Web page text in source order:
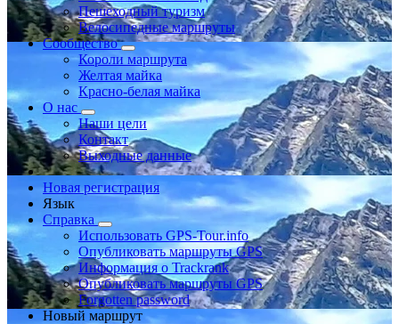
Пешеходный туризм
Велосипедные маршруты
Сообщество
Короли маршрута
Желтая майка
Красно-белая майка
О нас
Наши цели
Контакт
Выходные данные
Новая регистрация
Язык
Справка
Использовать GPS-Tour.info
Опубликовать маршруты GPS
Информация о Trackrank
Опубликовать маршруты GPS
Forgotten password
Новый маршрут